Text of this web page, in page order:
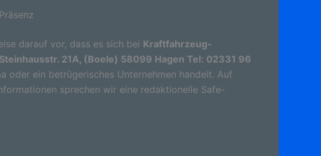
darauf vor, dass es sich bei Kraftfahrzeug-
21A, (Boele) 58099 Hagen Tel: 02331 96
oder ein betrügerisches Unternehmen handelt. Auf
sprechen wir eine redaktionelle Safe-